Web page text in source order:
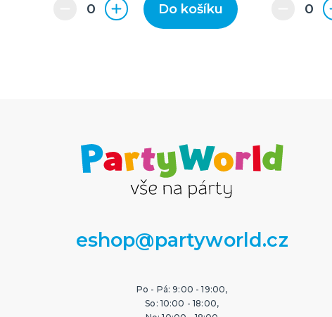
Do košíku
eshop@partyworld.cz
Po - Pá: 9:00 - 19:00,
So: 10:00 - 18:00,